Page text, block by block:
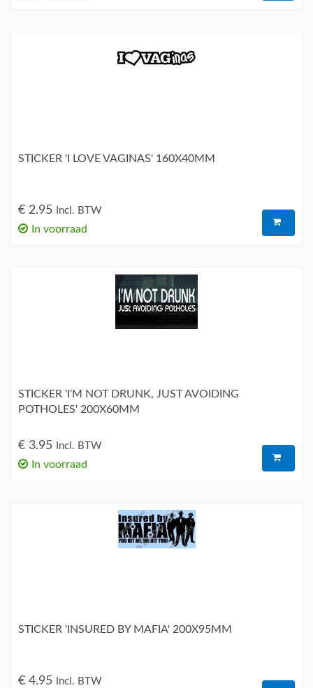
STICKER 'I LOVE VAGINAS' 160X40MM
€ 2.95 Incl. BTW
In voorraad
STICKER 'I'M NOT DRUNK, JUST AVOIDING
POTHOLES' 200X60MM
€ 3.95 Incl. BTW
In voorraad
STICKER 'INSURED BY MAFIA' 200X95MM
€ 4.95 Incl. BTW